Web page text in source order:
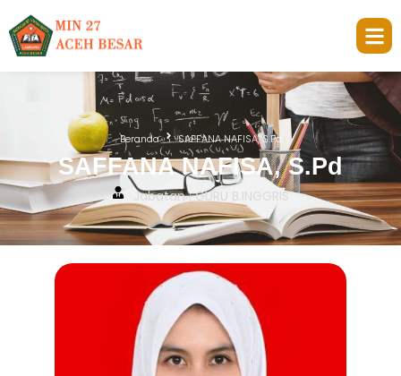
Beranda SAFFANA NAFISA, S.Pd
SAFFANA NAFISA, S.Pd
Jabatan : GURU B.INGGRIS